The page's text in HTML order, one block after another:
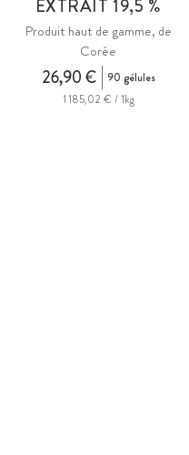
EXTRAIT 19,5 %
Produit haut de gamme, de
Corée
26,90 €
90 gélules
1 185,02 € / 1kg